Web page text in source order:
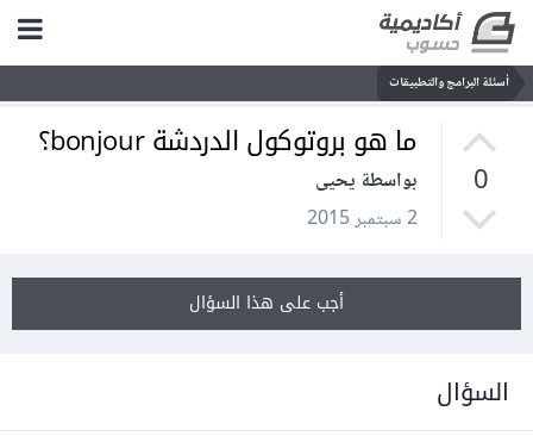
أسئلة البرامج والتطبيقات
0
ما هو بروتوكول الدردشة bonjour؟
بواسطة يحيى
2 سبتمبر 2015
أجب على هذا السؤال
السؤال